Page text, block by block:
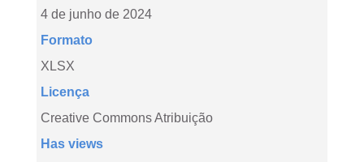
4 de junho de 2024
Formato
XLSX
Licença
Creative Commons Atribuição
Has views